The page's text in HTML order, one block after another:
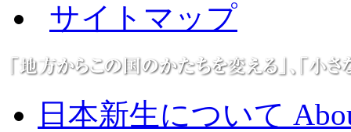
サイトマップ
日本新生について